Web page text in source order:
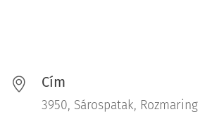
Cím
3950, Sárospatak,